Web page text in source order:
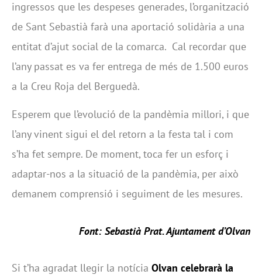
ingressos que les despeses generades, l’organització
de Sant Sebastià farà una aportació solidària a una
entitat d’ajut social de la comarca. Cal recordar que
l’any passat es va fer entrega de més de 1.500 euros
a la Creu Roja del Berguedà.
Esperem que l’evolució de la pandèmia millori, i que
l’any vinent sigui el del retorn a la festa tal i com
s’ha fet sempre. De moment, toca fer un esforç i
adaptar-nos a la situació de la pandèmia, per això
demanem comprensió i seguiment de les mesures.
Font: Sebastià Prat. Ajuntament d’Olvan
Si t’ha agradat llegir la notícia Olvan celebrarà la